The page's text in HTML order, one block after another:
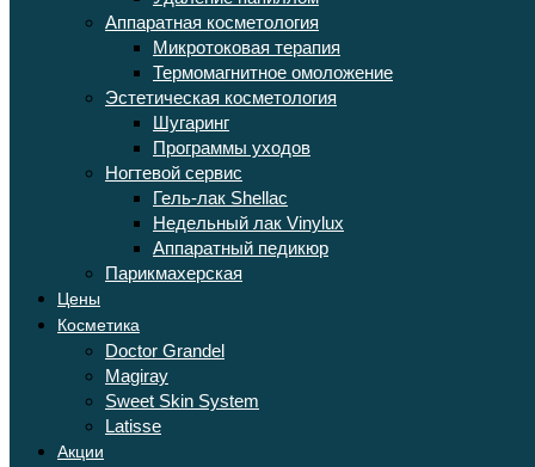
Аппаратная косметология
Микротоковая терапия
Термомагнитное омоложение
Эстетическая косметология
Шугаринг
Программы уходов
Ногтевой сервис
Гель-лак Shellac
Недельный лак Vinylux
Аппаратный педикюр
Парикмахерская
Цены
Косметика
Doctor Grandel
Magiray
Sweet Skin System
Latisse
Акции